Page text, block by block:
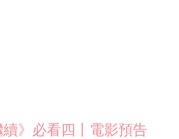
續》必看四丨電影預告